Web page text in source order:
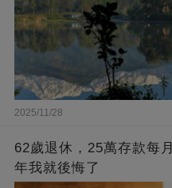
2025/11/28
62歲退休，25萬存款每
年我就後悔了